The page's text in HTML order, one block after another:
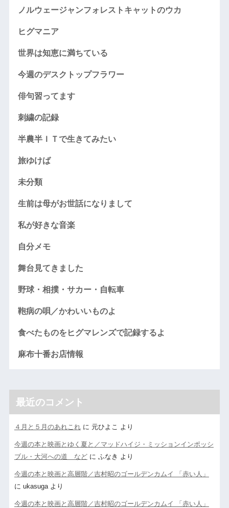
ノルウェージャンフォレストキャットのウカ
ヒグマニア
世界は知恵に満ちている
今週のデスクトップフラワー
俳句習ってます
刺繍の記録
半農半ＩＴで生きてみたい
旅ゆけば
未分類
生前は母がお世話になりまして
私が好きな音楽
自分メモ
舞台見てきました
野球・相撲・サカー・自転車
鞄病の唄／かわいいものよ
食べたものをヒグマレンズで記録するよ
麻布十番お店情報
最近のコメント
４月と５月のあれこれに 元ひよこ より
今週の本と映画とゆく夏と／マッドハイジ・ミッションインポッシ
ブル・大河への道 などに ふなき より
今週の本と映画と高層階／吉村昭のゴールデンカムイ 「赤い人」
に ukasugaより
今週の本と映画と高層階／吉村昭のゴールデンカムイ 「赤い人」